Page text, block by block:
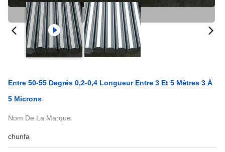
Entre 50-55 Degrés 0,2-0,4 Longueur Entre 3 Et 5 Mètres 3 À
5 Microns
Nom De La Marque:
chunfa